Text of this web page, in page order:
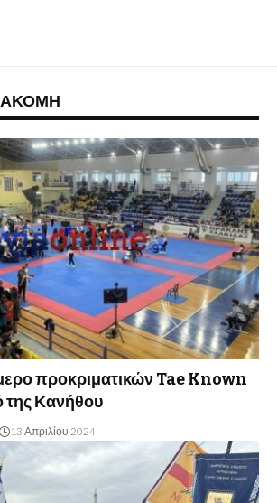
ΑΚΟΜΗ
προκριματικών Tae Known
της Κανήθου
13 Απριλίου 2024